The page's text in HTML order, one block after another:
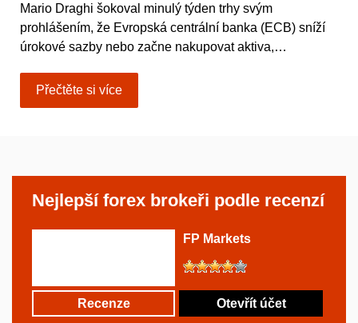
Mario Draghi šokoval minulý týden trhy svým
prohlášením, že Evropská centrální banka (ECB) sníží
úrokové sazby nebo začne nakupovat aktiva,…
Přečtěte si více
Nejlepší forex brokeři podle recenzí
FP Markets
Recenze Otevřít účet